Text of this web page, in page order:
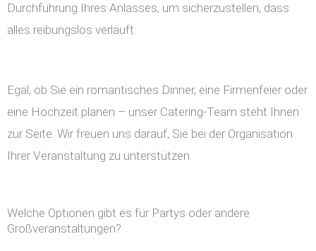
Durchführung Ihres Anlasses, um sicherzustellen, dass
alles reibungslos verläuft.
Egal, ob Sie ein romantisches Dinner, eine Firmenfeier oder
eine Hochzeit planen – unser Catering-Team steht Ihnen
zur Seite. Wir freuen uns darauf, Sie bei der Organisation
Ihrer Veranstaltung zu unterstützen.
Welche Optionen gibt es für Partys oder andere
Großveranstaltungen?